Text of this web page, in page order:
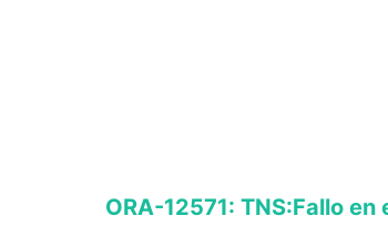
ORA-12571: TNS:Fallo